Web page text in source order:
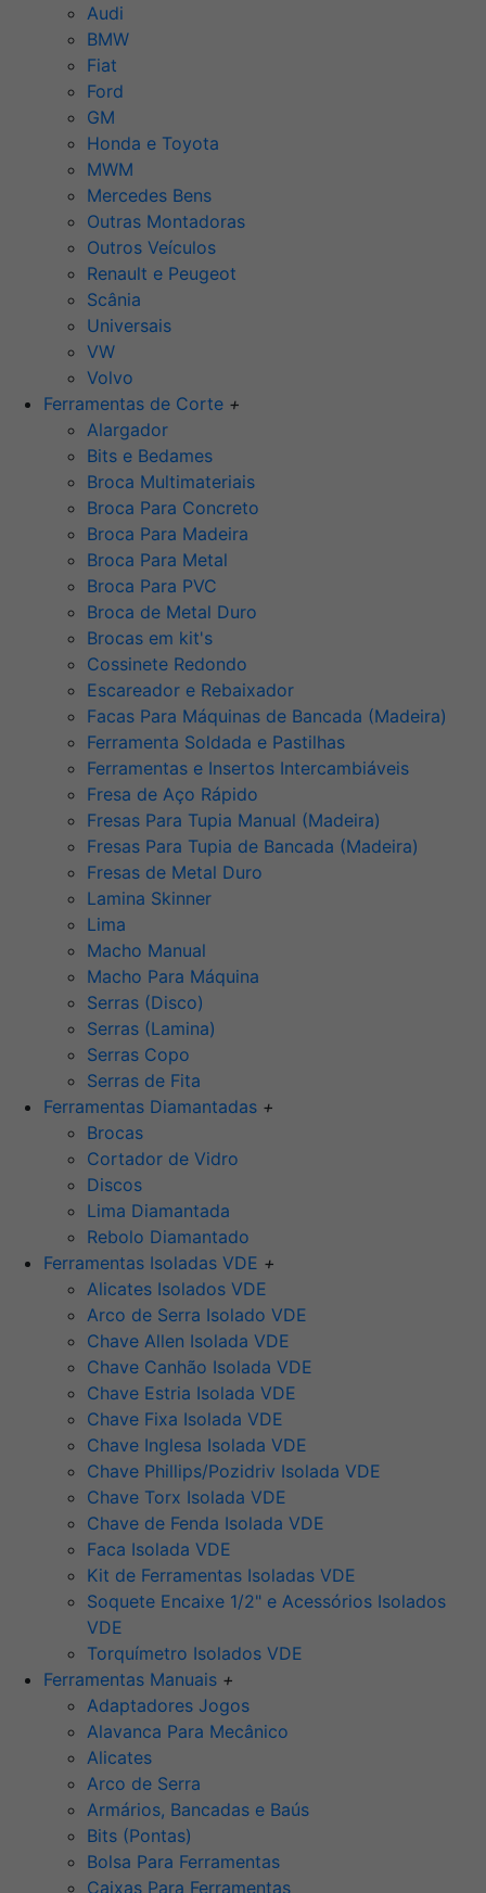
Audi
BMW
Fiat
Ford
GM
Honda e Toyota
MWM
Mercedes Bens
Outras Montadoras
Outros Veículos
Renault e Peugeot
Scânia
Universais
VW
Volvo
Ferramentas de Corte +
Alargador
Bits e Bedames
Broca Multimateriais
Broca Para Concreto
Broca Para Madeira
Broca Para Metal
Broca Para PVC
Broca de Metal Duro
Brocas em kit's
Cossinete Redondo
Escareador e Rebaixador
Facas Para Máquinas de Bancada (Madeira)
Ferramenta Soldada e Pastilhas
Ferramentas e Insertos Intercambiáveis
Fresa de Aço Rápido
Fresas Para Tupia Manual (Madeira)
Fresas Para Tupia de Bancada (Madeira)
Fresas de Metal Duro
Lamina Skinner
Lima
Macho Manual
Macho Para Máquina
Serras (Disco)
Serras (Lamina)
Serras Copo
Serras de Fita
Ferramentas Diamantadas +
Brocas
Cortador de Vidro
Discos
Lima Diamantada
Rebolo Diamantado
Ferramentas Isoladas VDE +
Alicates Isolados VDE
Arco de Serra Isolado VDE
Chave Allen Isolada VDE
Chave Canhão Isolada VDE
Chave Estria Isolada VDE
Chave Fixa Isolada VDE
Chave Inglesa Isolada VDE
Chave Phillips/Pozidriv Isolada VDE
Chave Torx Isolada VDE
Chave de Fenda Isolada VDE
Faca Isolada VDE
Kit de Ferramentas Isoladas VDE
Soquete Encaixe 1/2" e Acessórios Isolados
VDE
Torquímetro Isolados VDE
Ferramentas Manuais +
Adaptadores Jogos
Alavanca Para Mecânico
Alicates
Arco de Serra
Armários, Bancadas e Baús
Bits (Pontas)
Bolsa Para Ferramentas
Caixas Para Ferramentas